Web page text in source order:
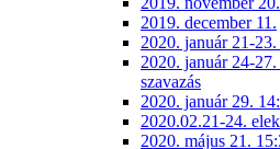
2019. december 11.
2020. január 21-
2020. január 24-
szavazás
2020. január 29.
2020.02.21-24.
2020. május 21.